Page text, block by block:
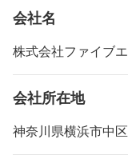
会社名
株式会社ファイブ
会社所在地
神奈川県横浜市中